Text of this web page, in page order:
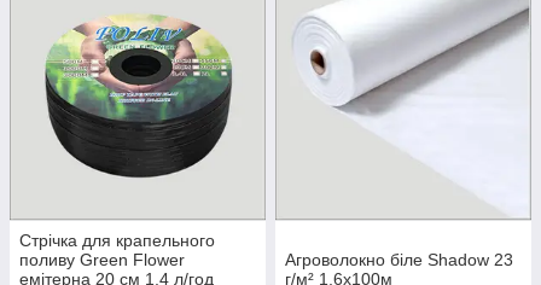
Стрічка для крапельного
поливу Green Flower
емітерна 20 см 1,4 л/год
Агроволокно біле Shadow 23
г/м² 1,6х100м